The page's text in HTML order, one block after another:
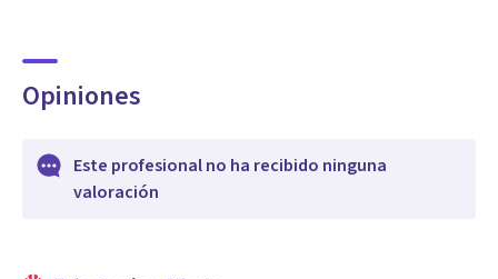
Opiniones
Este profesional no ha recibido ninguna
valoración